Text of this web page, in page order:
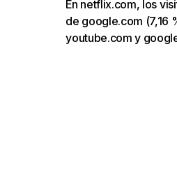
En netflix.com, los
de google.com (7,16
youtube.com y